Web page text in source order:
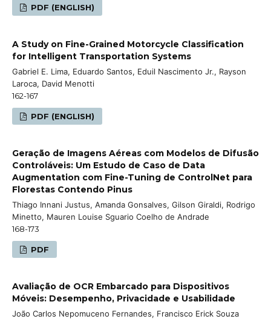
PDF (ENGLISH)
A Study on Fine-Grained Motorcycle Classification
for Intelligent Transportation Systems
Gabriel E. Lima, Eduardo Santos, Eduil Nascimento Jr., Rayson
Laroca, David Menotti
162-167
PDF (ENGLISH)
Geração de Imagens Aéreas com Modelos de Difusão
Controláveis: Um Estudo de Caso de Data
Augmentation com Fine-Tuning de ControlNet para
Florestas Contendo Pinus
Thiago Innani Justus, Amanda Gonsalves, Gilson Giraldi, Rodrigo
Minetto, Mauren Louise Sguario Coelho de Andrade
168-173
PDF
Avaliação de OCR Embarcado para Dispositivos
Móveis: Desempenho, Privacidade e Usabilidade
João Carlos Nepomuceno Fernandes, Francisco Erick Souza